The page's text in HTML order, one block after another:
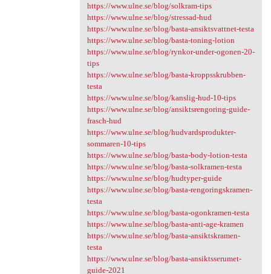
https://www.ulne.se/blog/solkram-tips
https://www.ulne.se/blog/stressad-hud
https://www.ulne.se/blog/basta-ansiktsvattnet-testa
https://www.ulne.se/blog/basta-toning-lotion
https://www.ulne.se/blog/rynkor-under-ogonen-20-
tips
https://www.ulne.se/blog/basta-kroppsskrubben-
testa
https://www.ulne.se/blog/kanslig-hud-10-tips
https://www.ulne.se/blog/ansiktsrengoring-guide-
frasch-hud
https://www.ulne.se/blog/hudvardsprodukter-
sommaren-10-tips
https://www.ulne.se/blog/basta-body-lotion-testa
https://www.ulne.se/blog/basta-solkramen-testa
https://www.ulne.se/blog/hudtyper-guide
https://www.ulne.se/blog/basta-rengoringskramen-
testa
https://www.ulne.se/blog/basta-ogonkramen-testa
https://www.ulne.se/blog/basta-anti-age-kramen
https://www.ulne.se/blog/basta-ansiktskramen-
testa
https://www.ulne.se/blog/basta-ansiktsserumet-
guide-2021